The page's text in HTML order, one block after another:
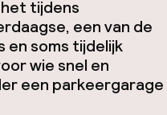
tijdens
een van de
en soms tijdelijk
wie snel en
een parkeergarage